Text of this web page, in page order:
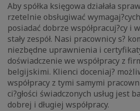
Aby spółka księgowa działała
rzetelnie obsługiwać
posiadać dobrze współpracuj?cy i
stały zespół. Nasi pracownicy s?
niezbędne uprawnienia i
doświadczenie we współpracy z
belgijskimi. Klienci doceniaj?
współpracy z tymi samymi
ci?głości świadczonych usług jest
dobrej i długiej współpracy.